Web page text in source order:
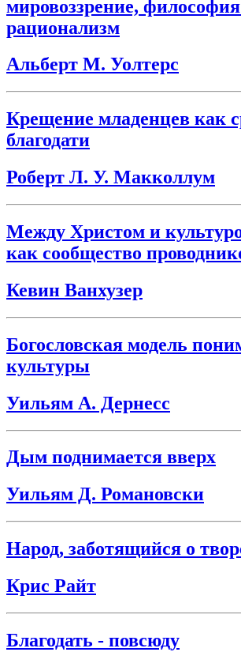
мировоззрение,
рационализм
Альберт М. Уолтерс
Крещение младенцев как
благодати
Роберт Л. У. Макколлум
Между Христом и
как сообщество
Кевин Ванхузер
Богословская модель
культуры
Уильям А. Дернесс
Дым поднимается вверх
Уильям Д. Романовски
Народ, заботящийся о
Крис Райт
Благодать - повсюду